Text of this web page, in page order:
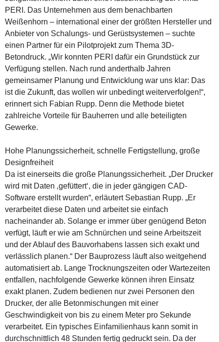
PERI. Das Unternehmen aus dem benachbarten
Weißenhorn – international einer der größten Hersteller und
Anbieter von Schalungs- und Gerüstsystemen – suchte
einen Partner für ein Pilotprojekt zum Thema 3D-
Betondruck. „Wir konnten PERI dafür ein Grundstück zur
Verfügung stellen. Nach rund anderthalb Jahren
gemeinsamer Planung und Entwicklung war uns klar: Das
ist die Zukunft, das wollen wir unbedingt weiterverfolgen!“,
erinnert sich Fabian Rupp. Denn die Methode bietet
zahlreiche Vorteile für Bauherren und alle beteiligten
Gewerke.
Hohe Planungssicherheit, schnelle Fertigstellung, große
Designfreiheit
Da ist einerseits die große Planungssicherheit. „Der Drucker
wird mit Daten ‚gefüttert‘, die in jeder gängigen CAD-
Software erstellt wurden“, erläutert Sebastian Rupp. „Er
verarbeitet diese Daten und arbeitet sie einfach
nacheinander ab. Solange er immer über genügend Beton
verfügt, läuft er wie am Schnürchen und seine Arbeitszeit
und der Ablauf des Bauvorhabens lassen sich exakt und
verlässlich planen.“ Der Bauprozess läuft also weitgehend
automatisiert ab. Lange Trocknungszeiten oder Wartezeiten
entfallen, nachfolgende Gewerke können ihren Einsatz
exakt planen. Zudem bedienen nur zwei Personen den
Drucker, der alle Betonmischungen mit einer
Geschwindigkeit von bis zu einem Meter pro Sekunde
verarbeitet. Ein typisches Einfamilienhaus kann somit in
durchschnittlich 48 Stunden fertig gedruckt sein. Da der